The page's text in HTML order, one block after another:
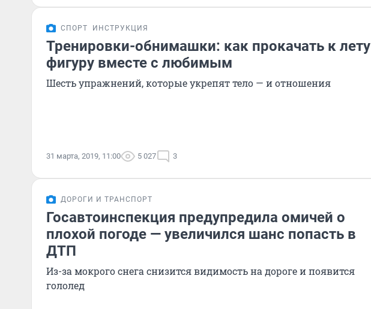
СПОРТ ИНСТРУКЦИЯ
Тренировки-обнимашки: как прокачать к лету
фигуру вместе с любимым
Шесть упражнений, которые укрепят тело — и отношения
31 марта, 2019, 11:00 5 027 3
ДОРОГИ И ТРАНСПОРТ
Госавтоинспекция предупредила омичей о
плохой погоде — увеличился шанс попасть в
ДТП
Из-за мокрого снега снизится видимость на дороге и появится
гололед